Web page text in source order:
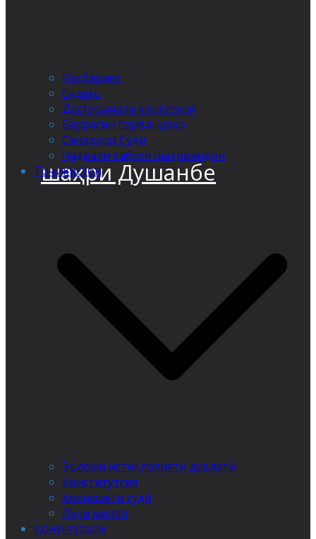
шаҳри Душанбе
Роҳбарият
Судяҳо
Дастурамали коргузорӣ
Баррасии парвандаҳо
Санадҳои Суди
Ҷадвали қабули шаҳрвандон
Тоҷикистон
Эъломи истиқлолияти давлатӣ
Конститутсия
Ҳокимияти судӣ
Пули миллӣ
Қонунгузорӣ